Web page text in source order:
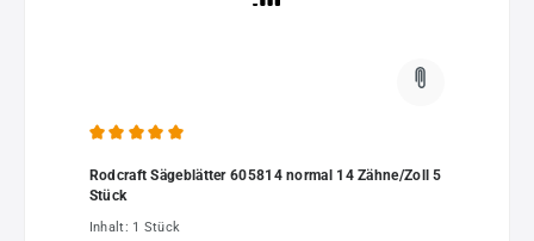
Rodcraft Sägeblätter 605814 normal 14 Zähne/Zoll 5
Stück
Inhalt: 1 Stück